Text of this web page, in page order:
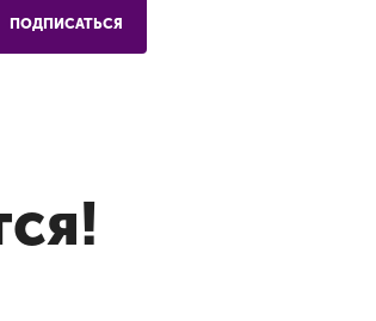
ПОДПИСАТЬСЯ